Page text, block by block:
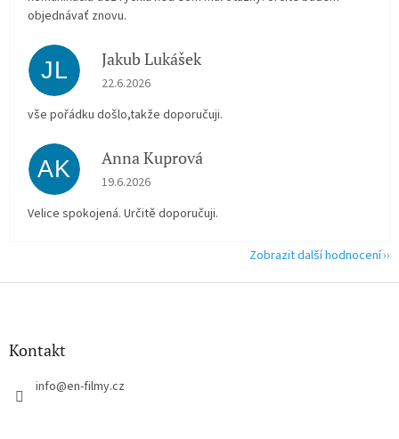
objednávať znovu.
JL Jakub Lukášek
Hodnocení obchodu je 5 z 5 hvězdiček.
22.6.2026
vše pořádku došlo,takže doporučuji.
AK Anna Kuprová
Hodnocení obchodu je 5 z 5 hvězdiček.
19.6.2026
Velice spokojená. Určitě doporučuji.
Zobrazit další hodnocení
Z
Kontakt
info@en-filmy.cz